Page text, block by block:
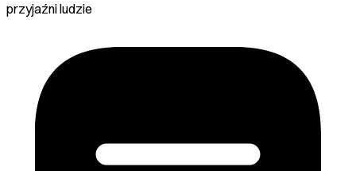
przyjaźni ludzie